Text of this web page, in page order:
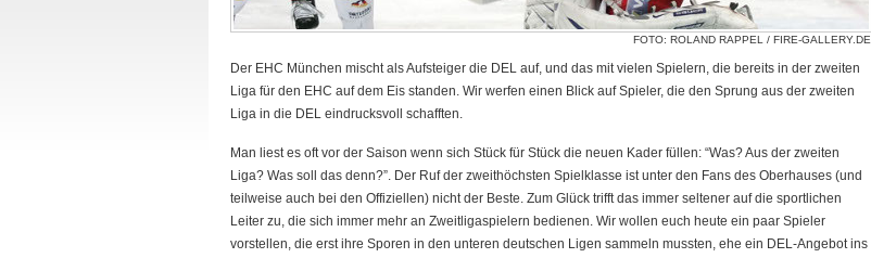
FOTO: ROLAND RAPPEL / FIRE-GALLERY.DE
Der EHC München mischt als Aufsteiger die DEL auf, und das mit vielen Spielern, die bereits in der zweiten
Liga für den EHC auf dem Eis standen. Wir werfen einen Blick auf Spieler, die den Sprung aus der zweiten
Liga in die DEL eindrucksvoll schafften.
Man liest es oft vor der Saison wenn sich Stück für Stück die neuen Kader füllen: “Was? Aus der zweiten
Liga? Was soll das denn?”. Der Ruf der zweithöchsten Spielklasse ist unter den Fans des Oberhauses (und
teilweise auch bei den Offiziellen) nicht der Beste. Zum Glück trifft das immer seltener auf die sportlichen
Leiter zu, die sich immer mehr an Zweitligaspielern bedienen. Wir wollen euch heute ein paar Spieler
vorstellen, die erst ihre Sporen in den unteren deutschen Ligen sammeln mussten, ehe ein DEL-Angebot ins